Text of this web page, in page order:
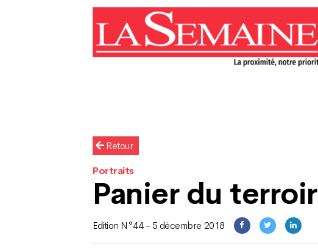
Retour
Portraits
Panier du terroir
Edition N°44 - 5 décembre 2018